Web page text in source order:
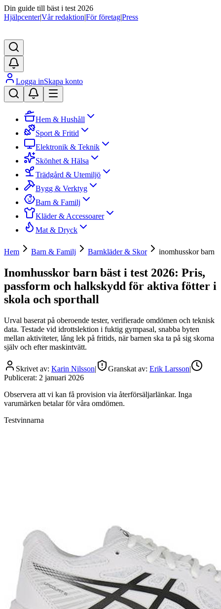
Din guide till bäst i test 2026
Hjälpcenter|Vår redaktion|För företag|Press
Logga inSkapa konto
Hem & Hushåll
Sport & Fritid
Elektronik & Teknik
Skönhet & Hälsa
Trädgård & Utemiljö
Bygg & Verktyg
Barn & Familj
Kläder & Accessoarer
Mat & Dryck
Hem Barn & Familj Barnkläder & Skor inomhusskor barn
Inomhusskor barn bäst i test 2026: Pris,
passform och halkskydd för aktiva fötter i
skola och sporthall
Urval baserat på oberoende tester, verifierade omdömen och teknisk
data. Testade vid idrottslektion i fuktig gympasal, snabba byten
mellan aktiviteter, lång lek på fritids, när barnen ska ta på sig skorna
själv och efter maskintvätt.
Skrivet av: Karin Nilsson| Granskat av: Erik Larsson|
Publicerat: 2 januari 2026
Observera att vi kan få provision via återförsäljarlänkar. Inga
varumärken betalar för våra omdömen.
Testvinnarna